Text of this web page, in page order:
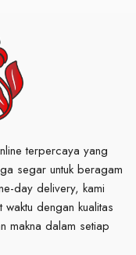
terpercaya yang
segar untuk beragam
day delivery, kami
dengan kualitas
makna dalam setiap